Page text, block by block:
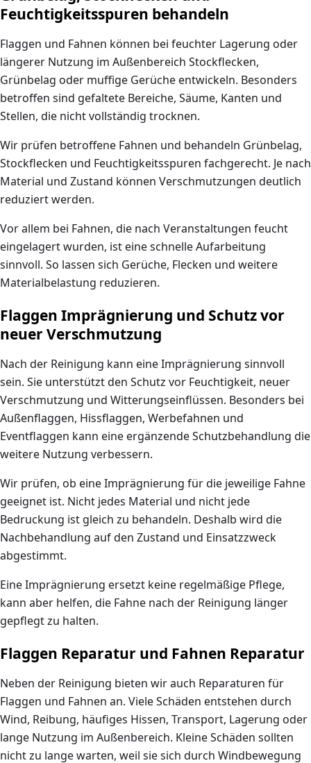
Feuchtigkeitsspuren behandeln
Flaggen und Fahnen können bei feuchter Lagerung oder
längerer Nutzung im Außenbereich Stockflecken,
Grünbelag oder muffige Gerüche entwickeln. Besonders
betroffen sind gefaltete Bereiche, Säume, Kanten und
Stellen, die nicht vollständig trocknen.
Wir prüfen betroffene Fahnen und behandeln Grünbelag,
Stockflecken und Feuchtigkeitsspuren fachgerecht. Je nach
Material und Zustand können Verschmutzungen deutlich
reduziert werden.
Vor allem bei Fahnen, die nach Veranstaltungen feucht
eingelagert wurden, ist eine schnelle Aufarbeitung
sinnvoll. So lassen sich Gerüche, Flecken und weitere
Materialbelastung reduzieren.
Flaggen Imprägnierung und Schutz vor
neuer Verschmutzung
Nach der Reinigung kann eine Imprägnierung sinnvoll
sein. Sie unterstützt den Schutz vor Feuchtigkeit, neuer
Verschmutzung und Witterungseinflüssen. Besonders bei
Außenflaggen, Hissflaggen, Werbefahnen und
Eventflaggen kann eine ergänzende Schutzbehandlung die
weitere Nutzung verbessern.
Wir prüfen, ob eine Imprägnierung für die jeweilige Fahne
geeignet ist. Nicht jedes Material und nicht jede
Bedruckung ist gleich zu behandeln. Deshalb wird die
Nachbehandlung auf den Zustand und Einsatzzweck
abgestimmt.
Eine Imprägnierung ersetzt keine regelmäßige Pflege,
kann aber helfen, die Fahne nach der Reinigung länger
gepflegt zu halten.
Flaggen Reparatur und Fahnen Reparatur
Neben der Reinigung bieten wir auch Reparaturen für
Flaggen und Fahnen an. Viele Schäden entstehen durch
Wind, Reibung, häufiges Hissen, Transport, Lagerung oder
lange Nutzung im Außenbereich. Kleine Schäden sollten
nicht zu lange warten, weil sie sich durch Windbewegung